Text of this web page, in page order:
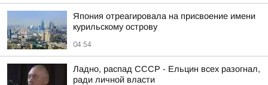
Япония отреагировала на присвоение имени
курильскому острову
04:54
Ладно, распад СССР - Ельцин всех разогнал,
ради личной власти